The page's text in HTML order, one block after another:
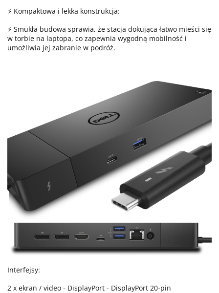
⚡ Kompaktowa i lekka konstrukcja:
⚡ Smukła budowa sprawia, że stacja dokująca łatwo mieści się
w torbie na laptopa, co zapewnia wygodną mobilność i
umożliwia jej zabranie w podróż.
Interfejsy:
2 x ekran / video - DisplayPort - DisplayPort 20-pin